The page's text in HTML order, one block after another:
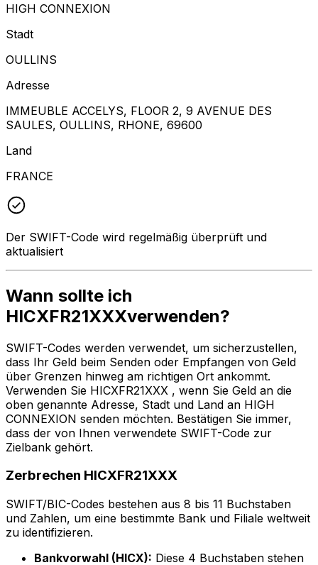
HIGH CONNEXION
Stadt
OULLINS
Adresse
IMMEUBLE ACCELYS, FLOOR 2, 9 AVENUE DES
SAULES, OULLINS, RHONE, 69600
Land
FRANCE
Der SWIFT-Code wird regelmäßig überprüft und
aktualisiert
Wann sollte ich
HICXFR21XXXverwenden?
SWIFT-Codes werden verwendet, um sicherzustellen,
dass Ihr Geld beim Senden oder Empfangen von Geld
über Grenzen hinweg am richtigen Ort ankommt.
Verwenden Sie HICXFR21XXX , wenn Sie Geld an die
oben genannte Adresse, Stadt und Land an HIGH
CONNEXION senden möchten. Bestätigen Sie immer,
dass der von Ihnen verwendete SWIFT-Code zur
Zielbank gehört.
Zerbrechen HICXFR21XXX
SWIFT/BIC-Codes bestehen aus 8 bis 11 Buchstaben
und Zahlen, um eine bestimmte Bank und Filiale weltweit
zu identifizieren.
Bankvorwahl (HICX): Diese 4 Buchstaben stehen